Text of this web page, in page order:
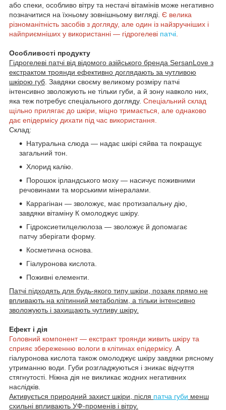
або спеки, особливо вітру та нестачі вітамінів може негативно
позначитися на їхньому зовнішньому вигляді. Є велика
різноманітність засобів з догляду, але один із найзручніших і
найприємніших у використанні — гідрогелеві патчі
Особливості продукту
Гідрогелеві патчі від відомого азійського бренда SersanLove з
екстрактом троянди ефективно доглядають за чутливою
шкірою губ . Завдяки своєму великому розміру патчі
інтенсивно зволожують не тільки губи, а й зону навколо них,
яка теж потребує спеціального догляду. Спеціальний склад
щільно прилягає до шкіри, міцно тримається, але однаково
дає епідермісу дихати під час використання.
Склад:
Натуральна слюда — надає шкірі сяйва та покращує
загальний тон.
Хлорид калію.
Порошок ірландського моху — насичує поживними
речовинами та морськими мінералами.
Каррагінан — зволожує, має протизапальну дію,
завдяки вітаміну К омолоджує шкіру.
Гідроксиетилцелюлоза — зволожує й допомагає
патчу зберігати форму.
Косметична основа.
Гіалуронова кислота.
Поживні елементи.
Патчі підходять для будь-якого типу шкіри, позаяк прямо не
впливають на клітинний метаболізм, а тільки інтенсивно
зволожують і захищають чутливу шкіру.
Ефект і дія
Головний компонент — екстракт троянди живить шкіру та
сприяє збереженню вологи в клітинах епідермісу. А
гіалуронова кислота також омолоджує шкіру завдяки рясному
утриманню води. Губи розгладжуються і зникає відчуття
стягнутості. Ніжна дія не викликає жодних негативних
наслідків.
Активується природний захист шкіри, після патча губи менш
схильні впливають УФ-променів і вітру.